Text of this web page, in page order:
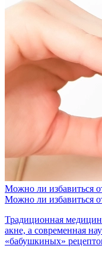
Можно ли избавиться
Можно ли избавиться
Традиционная
акне, а современная
«бабушкиных»